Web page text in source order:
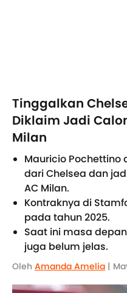
Tinggalkan
Diklaim Jadi
Milan
Mauricio
dari Chelsea dan
AC Milan.
Kontraknya di
pada tahun 2025.
Saat ini masa
juga belum jelas.
Oleh Amanda Amelia |